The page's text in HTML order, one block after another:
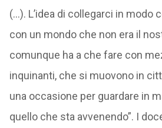
(…). L’idea di collegarci in modo
con un mondo che non era il
comunque ha a che fare con
inquinanti, che si muovono in
una occasione per guardare in
quello che sta avvenendo”. I